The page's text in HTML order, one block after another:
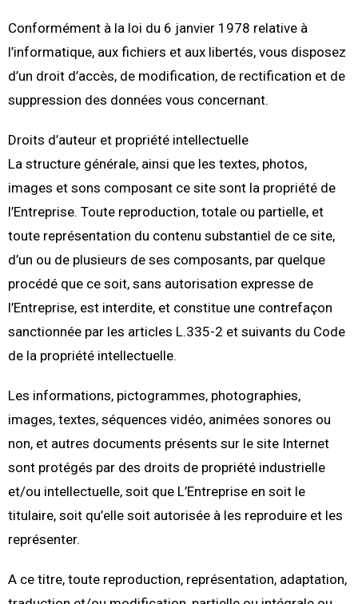
Conformément à la loi du 6 janvier 1978 relative à
l’informatique, aux fichiers et aux libertés, vous disposez
d’un droit d’accès, de modification, de rectification et de
suppression des données vous concernant.
Droits d’auteur et propriété intellectuelle
La structure générale, ainsi que les textes, photos,
images et sons composant ce site sont la propriété de
l’Entreprise. Toute reproduction, totale ou partielle, et
toute représentation du contenu substantiel de ce site,
d’un ou de plusieurs de ses composants, par quelque
procédé que ce soit, sans autorisation expresse de
l’Entreprise, est interdite, et constitue une contrefaçon
sanctionnée par les articles L.335-2 et suivants du Code
de la propriété intellectuelle.
Les informations, pictogrammes, photographies,
images, textes, séquences vidéo, animées sonores ou
non, et autres documents présents sur le site Internet
sont protégés par des droits de propriété industrielle
et/ou intellectuelle, soit que L’Entreprise en soit le
titulaire, soit qu’elle soit autorisée à les reproduire et les
représenter.
A ce titre, toute reproduction, représentation, adaptation,